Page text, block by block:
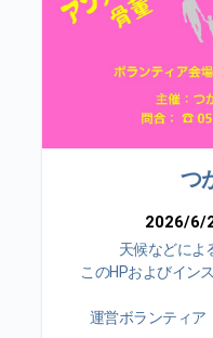
つ
2026/6/
天候などによ
このHPおよびイン
運営ボランティ